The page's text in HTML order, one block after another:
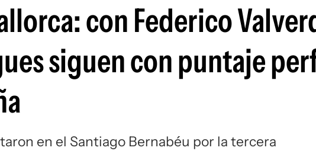
con Federico
siguen con puntaje
en el Santiago Bernabéu por la tercera